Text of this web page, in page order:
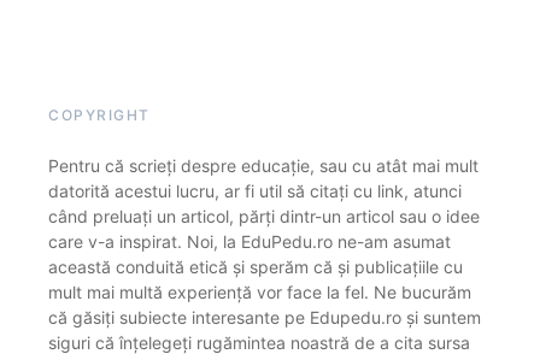
COPYRIGHT
Pentru că scrieți despre educație, sau cu atât mai mult
datorită acestui lucru, ar fi util să citați cu link, atunci
când preluați un articol, părți dintr-un articol sau o idee
care v-a inspirat. Noi, la EduPedu.ro ne-am asumat
această conduită etică și sperăm că și publicațiile cu
mult mai multă experiență vor face la fel. Ne bucurăm
că găsiți subiecte interesante pe Edupedu.ro și suntem
siguri că înțelegeți rugămintea noastră de a cita sursa